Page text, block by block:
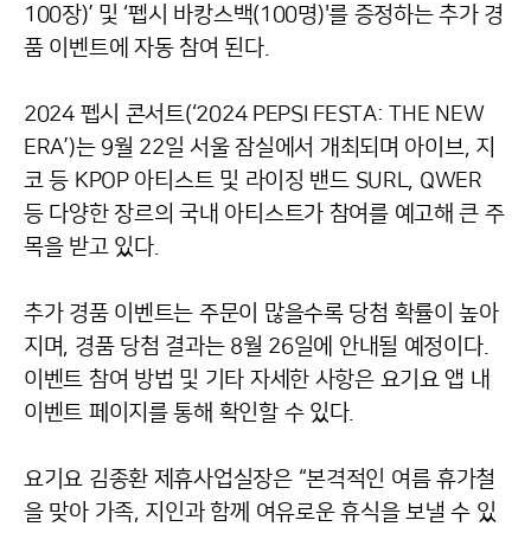
100장)’ 및 ‘펩시 바캉스백(100명)'를 증정하는 추가 경
품 이벤트에 자동 참여 된다.
2024 펩시 콘서트(‘2024 PEPSI FESTA: THE NEW
ERA’)는 9월 22일 서울 잠실에서 개최되며 아이브, 지
코 등 KPOP 아티스트 및 라이징 밴드 SURL, QWER
등 다양한 장르의 국내 아티스트가 참여를 예고해 큰 주
목을 받고 있다.
추가 경품 이벤트는 주문이 많을수록 당첨 확률이 높아
지며, 경품 당첨 결과는 8월 26일에 안내될 예정이다.
이벤트 참여 방법 및 기타 자세한 사항은 요기요 앱 내
이벤트 페이지를 통해 확인할 수 있다.
요기요 김종환 제휴사업실장은 “본격적인 여름 휴가철
을 맞아 가족, 지인과 함께 여유로운 휴식을 보낼 수 있